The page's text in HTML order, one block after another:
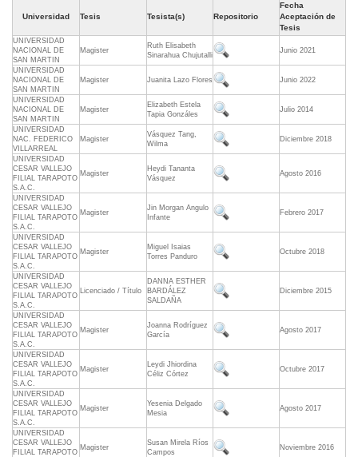
Universidad Tesis Tesista(s) Repositorio
Fecha
Aceptación de
Tesis
UNIVERSIDAD
NACIONAL DE
SAN MARTIN
Magister
Ruth Elisabeth
Sinarahua Chujutalli
Junio 2021
UNIVERSIDAD
NACIONAL DE
SAN MARTIN
Magister Juanita Lazo Flores Junio 2022
UNIVERSIDAD
NACIONAL DE
SAN MARTIN
Magister
Elizabeth Estela
Tapia Gonzáles
Julio 2014
UNIVERSIDAD
NAC. FEDERICO
VILLARREAL
Magister
Vásquez Tang,
Wilma
Diciembre 2018
UNIVERSIDAD
CESAR VALLEJO
FILIAL TARAPOTO
S.A.C.
Magister
Heydi Tananta
Vásquez
Agosto 2016
UNIVERSIDAD
CESAR VALLEJO
FILIAL TARAPOTO
S.A.C.
Magister
Jin Morgan Angulo
Infante
Febrero 2017
UNIVERSIDAD
CESAR VALLEJO
FILIAL TARAPOTO
S.A.C.
Magister
Miguel Isaias
Torres Panduro
Octubre 2018
UNIVERSIDAD
CESAR VALLEJO
FILIAL TARAPOTO
S.A.C.
Licenciado / Título
DANNA ESTHER
BARDÁLEZ
SALDAÑA
Diciembre 2015
UNIVERSIDAD
CESAR VALLEJO
FILIAL TARAPOTO
S.A.C.
Magister
Joanna Rodríguez
García
Agosto 2017
UNIVERSIDAD
CESAR VALLEJO
FILIAL TARAPOTO
S.A.C.
Magister
Leydi Jhiordina
Céliz Córtez
Octubre 2017
UNIVERSIDAD
CESAR VALLEJO
FILIAL TARAPOTO
S.A.C.
Magister
Yesenia Delgado
Mesia
Agosto 2017
UNIVERSIDAD
CESAR VALLEJO
FILIAL TARAPOTO
Magister
Susan Mirela Ríos
Campos
Noviembre 2016